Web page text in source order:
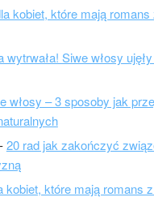
kobiet, które mają
wytrwała! Siwe włosy
włosy – 3 sposoby jak
20 rad jak zakończyć
kobiet, które mają romans